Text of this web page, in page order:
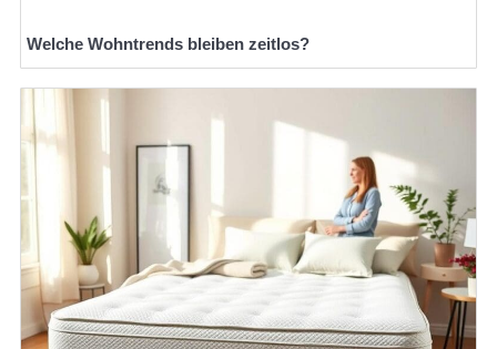
Welche Wohntrends bleiben zeitlos?